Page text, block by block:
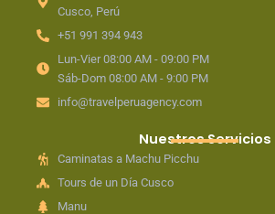
Cusco, Perú
+51 991 394 943
Lun-Vier 08:00 AM - 09:00 PM
Sáb-Dom 08:00 AM - 9:00 PM
info@travelperuagency.com
Nuestros Servicios
Caminatas a Machu Picchu
Tours de un Día Cusco
Manu